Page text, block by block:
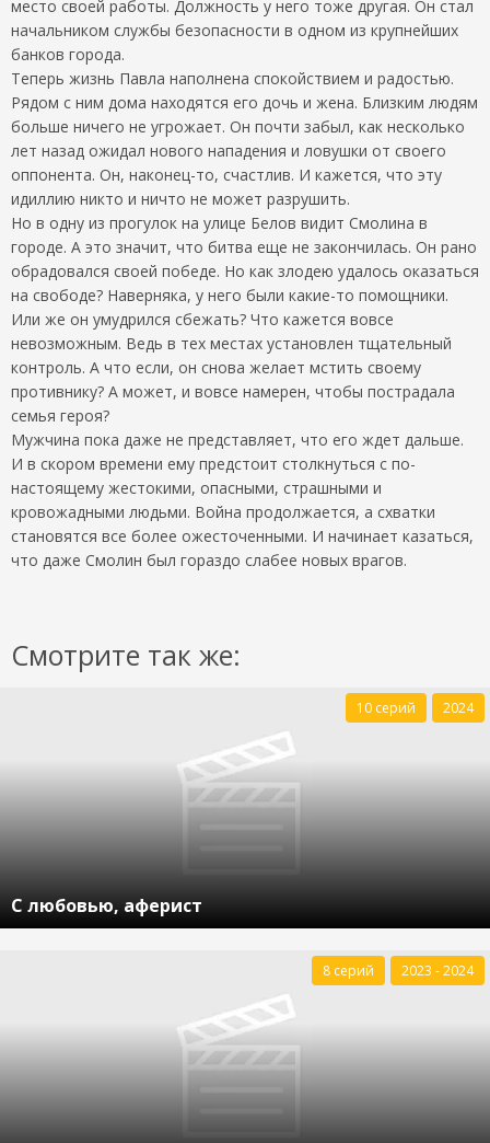
место своей работы. Должность у него тоже другая. Он стал
начальником службы безопасности в одном из крупнейших
банков города.
Теперь жизнь Павла наполнена спокойствием и радостью.
Рядом с ним дома находятся его дочь и жена. Близким людям
больше ничего не угрожает. Он почти забыл, как несколько
лет назад ожидал нового нападения и ловушки от своего
оппонента. Он, наконец-то, счастлив. И кажется, что эту
идиллию никто и ничто не может разрушить.
Но в одну из прогулок на улице Белов видит Смолина в
городе. А это значит, что битва еще не закончилась. Он рано
обрадовался своей победе. Но как злодею удалось оказаться
на свободе? Наверняка, у него были какие-то помощники.
Или же он умудрился сбежать? Что кажется вовсе
невозможным. Ведь в тех местах установлен тщательный
контроль. А что если, он снова желает мстить своему
противнику? А может, и вовсе намерен, чтобы пострадала
семья героя?
Мужчина пока даже не представляет, что его ждет дальше.
И в скором времени ему предстоит столкнуться с по-
настоящему жестокими, опасными, страшными и
кровожадными людьми. Война продолжается, а схватки
становятся все более ожесточенными. И начинает казаться,
что даже Смолин был гораздо слабее новых врагов.
Смотрите так же:
С любовью, аферист
10 серий 2024
8 серий 2023 - 2024